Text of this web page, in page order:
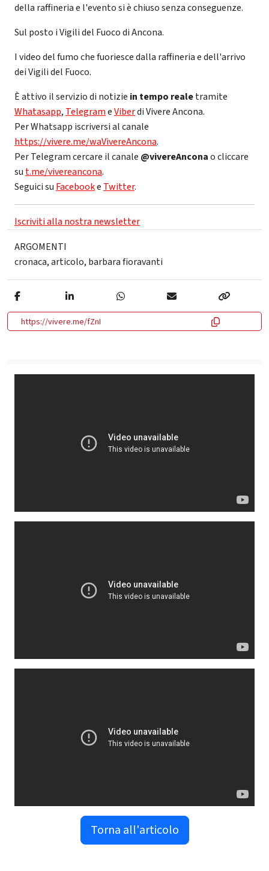
della raffineria e l'evento si è chiuso senza conseguenze.
Sul posto i Vigili del Fuoco di Ancona.
I video del fumo che fuoriesce dalla raffineria e dell'arrivo
dei Vigili del Fuoco.
È attivo il servizio di notizie in tempo realetramite
Whatasapp, TelegrameViberdi Vivere Ancona.
Per Whatsapp iscriversi al canale
https://vivere.me/waVivereAncona.
Per Telegram cercare il canale @vivereAnconao cliccare
su t.me/vivereancona.
Seguici su Facebooke Twitter.
Iscriviti alla nostra newsletter
ARGOMENTI
cronaca,articolo, barbara fioravanti
https://vivere.me/fZnI
Torna all'articolo